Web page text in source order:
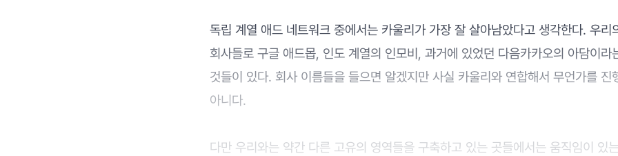
독립 계열 애드 네트워크 중에서는 카울리가 가장 잘 살아남았다고 생각한다. 우리
회사들로 구글 애드몹, 인도 계열의 인모비, 과거에 있었던 다음카카오의 아담이라
것들이 있다. 회사 이름들을 들으면 알겠지만 사실 카울리와 연합해서 무언가를 진
아니다.
다만 우리와는 약간 다른 고유의 영역들을 구축하고 있는 곳들에서는 움직임이 있